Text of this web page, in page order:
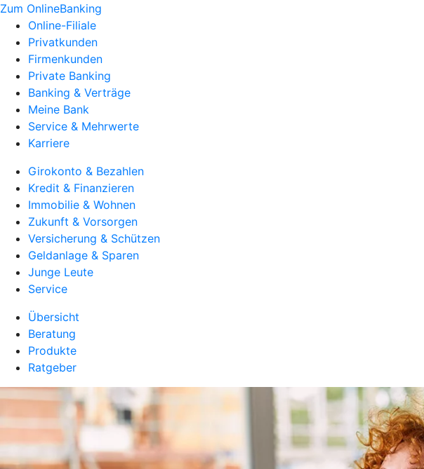
Zum OnlineBanking
Online-Filiale
Privatkunden
Firmenkunden
Private Banking
Banking & Verträge
Meine Bank
Service & Mehrwerte
Karriere
Girokonto & Bezahlen
Kredit & Finanzieren
Immobilie & Wohnen
Zukunft & Vorsorgen
Versicherung & Schützen
Geldanlage & Sparen
Junge Leute
Service
Übersicht
Beratung
Produkte
Ratgeber